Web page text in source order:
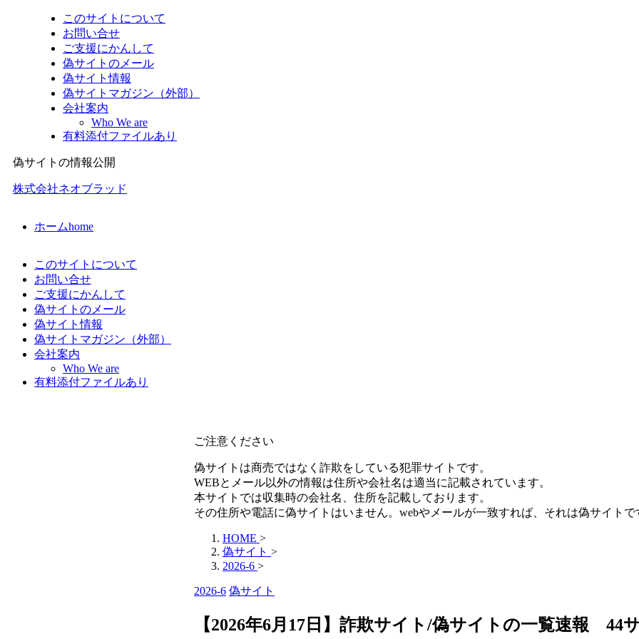
このサイトについて
お問い合せ
ご支援にかんして
偽サイトのメール
偽サイト情報
偽サイトマガジン（外部）
会社案内
Who We are
有料添付ファイルあり
偽サイトの情報公開
株式会社ネオブラッド
ホームhome
このサイトについて
お問い合せ
ご支援にかんして
偽サイトのメール
偽サイト情報
偽サイトマガジン（外部）
会社案内
Who We are
有料添付ファイルあり
ご注意ください
偽サイトは商売ではなく詐欺をしている犯罪サイトです。
WEBとメール以外の情報は住所や会社名は適当に記載されています。
本サイトでは収集時の会社名、住所を記載しております。
その住所や電話に偽サイトはいません。webやメールが一致すれば、それは偽サイトで
HOME >
偽サイト >
2026-6 >
2026-6 偽サイト
【2026年6月17日】詐欺サイト/偽サイトの一覧速報 44